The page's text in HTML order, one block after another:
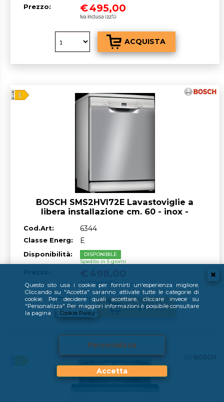
Questo sito usa i cookie per fornirti un'esperienza migliore.
Cliccando su "Accetta" saranno attivate tutte le categorie di
cookie. Per decidere quali accettare, cliccare invece su
"Personalizza". Per maggiori informazioni è possibile consultare
la pagina
Cookie Policy .
Personalizza
Accetta
Prezzo: €495,00
Iva inclusa (22%)
BOSCH SMS2HVI72E Lavastoviglie a
libera installazione cm. 60 - inox -
Cod.Art: 6344
Classe Energ: E
Disponibilità:
DISPONIBILE
Spedito in 5 giorni
Iva inclusa (22%)